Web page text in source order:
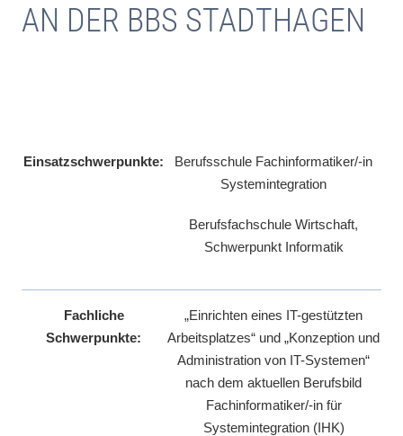
AN DER BBS STADTHAGEN
Einsatzschwerpunkte:
Berufsschule Fachinformatiker/-in
Systemintegration
Berufsfachschule Wirtschaft,
Schwerpunkt Informatik
Fachliche
Schwerpunkte:
„Einrichten eines IT-gestützten
Arbeitsplatzes“ und „Konzeption und
Administration von IT-Systemen“
nach dem aktuellen Berufsbild
Fachinformatiker/-in für
Systemintegration (IHK)